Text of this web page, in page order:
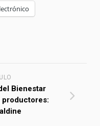
Bienestar
productores: